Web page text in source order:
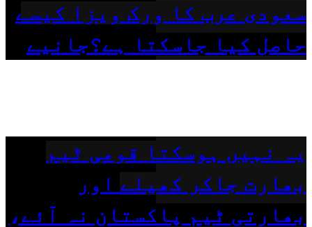
سعودی عرب کا ورک ویزا کیسے
حاصل کیا جاسکتا ہے؟جانیے
یہ نہیں ہوسکتا قومی ٹیم
بھارت جاکر کھیلے اور
بھارتی ٹیم پاکستان نہ آئے،